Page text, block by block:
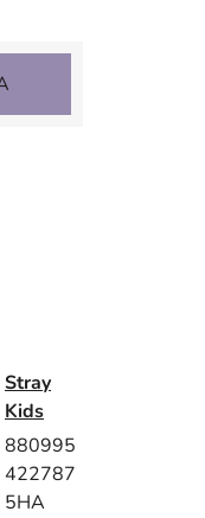
Stray
Kids
880995
422787
5HA